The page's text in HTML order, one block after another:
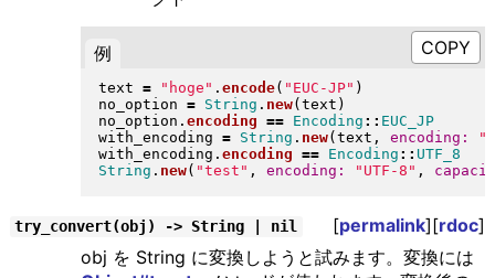
例
text = " hoge " . encode( " EUC-JP" )
no_option = String . new( text )
no_option . encoding == Encoding :: EUC_JP
with_encoding = String . new( text, encoding: "
with_encoding . encoding == Encoding :: UTF_8
String . new( "test " , encoding: " UTF-8 " ,
try_convert(obj) -> String | nil [permalink][rdoc]
obj を String に変換しようと試みます。変換には